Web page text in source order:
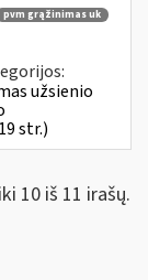
pvm grąžinimas uk
užsienio
str.)
10 iš 11 irašų.